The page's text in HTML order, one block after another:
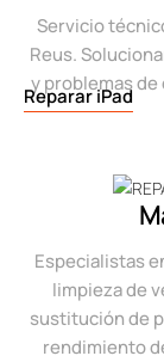
Servicio
Reus.
y problemas
Reparar iPad
Especialistas
limpieza de
sustitución de
rendimiento